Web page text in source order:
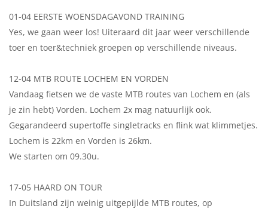
01-04 EERSTE WOENSDAGAVOND TRAINING
Yes, we gaan weer los! Uiteraard dit jaar weer verschillende
toer en toer&techniek groepen op verschillende niveaus.
12-04 MTB ROUTE LOCHEM EN VORDEN
Vandaag fietsen we de vaste MTB routes van Lochem en (als
je zin hebt) Vorden. Lochem 2x mag natuurlijk ook.
Gegarandeerd supertoffe singletracks en flink wat klimmetjes.
Lochem is 22km en Vorden is 26km.
We starten om 09.30u.
17-05 HAARD ON TOUR
In Duitsland zijn weinig uitgepijlde MTB routes, op